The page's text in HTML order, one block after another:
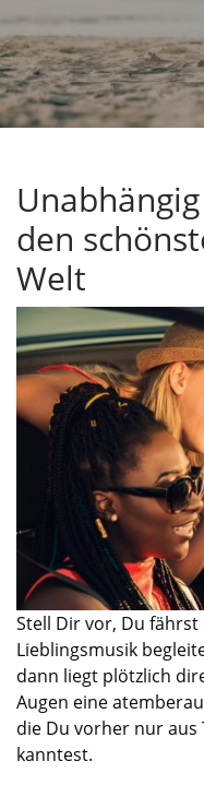
den
Welt
Stell Dir vor, Du
Lieblingsmusik
dann liegt plötzlich
Augen eine
die Du vorher nur
kanntest.